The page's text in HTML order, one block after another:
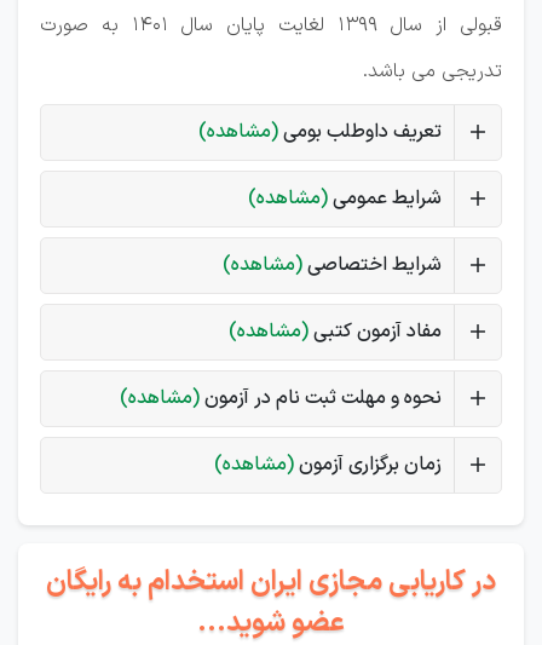
قبولی از سال 1399 لغايت پايان سال 1401 به صورت
تدريجی می باشد.
تعریف داوطلب بومی(مشاهده)
شرایط عمومی(مشاهده)
شرایط اختصاصی(مشاهده)
مفاد آزمون کتبی(مشاهده)
نحوه و مهلت ثبت نام در آزمون(مشاهده)
زمان برگزاری آزمون(مشاهده)
در کاریابی مجازی ایران استخدام به رایگان
عضو شوید...